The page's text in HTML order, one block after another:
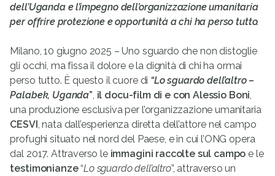
dell’Uganda e l’impegno dell’organizzazione umanitaria
per offrire protezione e opportunità a chi ha perso tutto.
Milano, 10 giugno 2025 – Uno sguardo che non distoglie
gli occhi, ma fissa il dolore e la dignità di chi ha ormai
perso tutto. È questo il cuore di “Lo sguardo dell’altro –
Palabek, Uganda”, il docu-film di e con Alessio Boni,
una produzione esclusiva per l’organizzazione umanitaria
CESVI, nata dall’esperienza diretta dell’attore nel campo
profughi situato nel nord del Paese, e in cui l’ONG opera
dal 2017. Attraverso leimmagini raccolte sul campo e le
testimonianze“Lo sguardo dell’altro”, attraverso un